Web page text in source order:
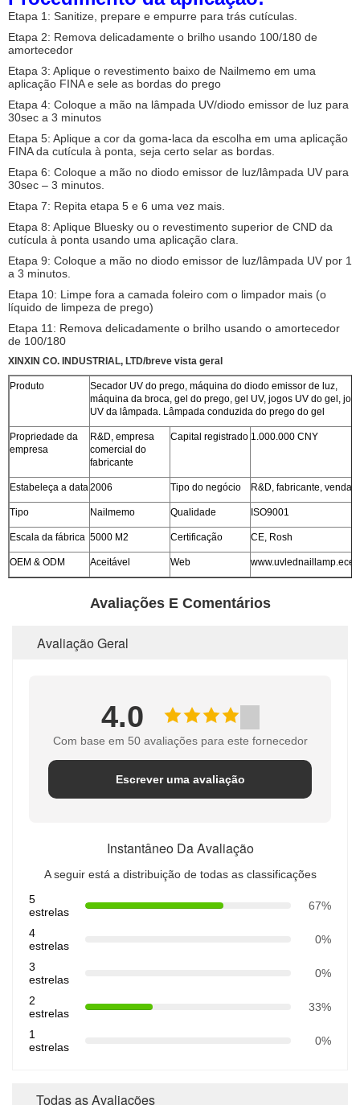
Etapa 1: Sanitize, prepare e empurre para trás cutículas.
Etapa 2: Remova delicadamente o brilho usando 100/180 de
amortecedor
Etapa 3: Aplique o revestimento baixo de Nailmemo em uma
aplicação FINA e sele as bordas do prego
Etapa 4: Coloque a mão na lâmpada UV/diodo emissor de luz para
30sec a 3 minutos
Etapa 5: Aplique a cor da goma-laca da escolha em uma aplicação
FINA da cutícula à ponta, seja certo selar as bordas.
Etapa 6: Coloque a mão no diodo emissor de luz/lâmpada UV para
30sec – 3 minutos.
Etapa 7: Repita etapa 5 e 6 uma vez mais.
Etapa 8: Aplique Bluesky ou o revestimento superior de CND da
cutícula à ponta usando uma aplicação clara.
Etapa 9: Coloque a mão no diodo emissor de luz/lâmpada UV por 1
a 3 minutos.
Etapa 10: Limpe fora a camada foleiro com o limpador mais (o
líquido de limpeza de prego)
Etapa 11: Remova delicadamente o brilho usando o amortecedor
de 100/180
XINXIN CO. INDUSTRIAL, LTD/breve vista geral
Produto
Secador UV do prego, máquina do diodo emissor de luz,
máquina da broca, gel do prego, gel UV, jogos UV do gel,
UV da lâmpada. Lâmpada conduzida do prego do gel
Propriedade da
empresa
R&D, empresa
comercial do
fabricante
Capital registrado 1.000.000 CNY
Estabeleça a data2006 Tipo do negócio R&D, fabricante, vendas
Tipo Nailmemo Qualidade ISO9001
Escala da fábrica 5000 M2 Certificação CE, Rosh
OEM & ODM Aceitável Web
Avaliações E Comentários
Avaliação Geral
4.0
Com base em 50 avaliações para este fornecedor
Escrever uma avaliação
Instantâneo Da Avaliação
A seguir está a distribuição de todas as classificações
5
estrelas
67%
4
estrelas
0%
3
estrelas
0%
2
estrelas
33%
1
estrelas
0%
Todas as Avaliações